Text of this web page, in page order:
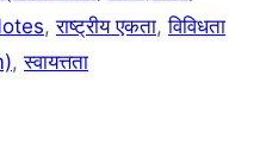
,राष्ट्रीय एकता,विविधता
,स्वायत्तता